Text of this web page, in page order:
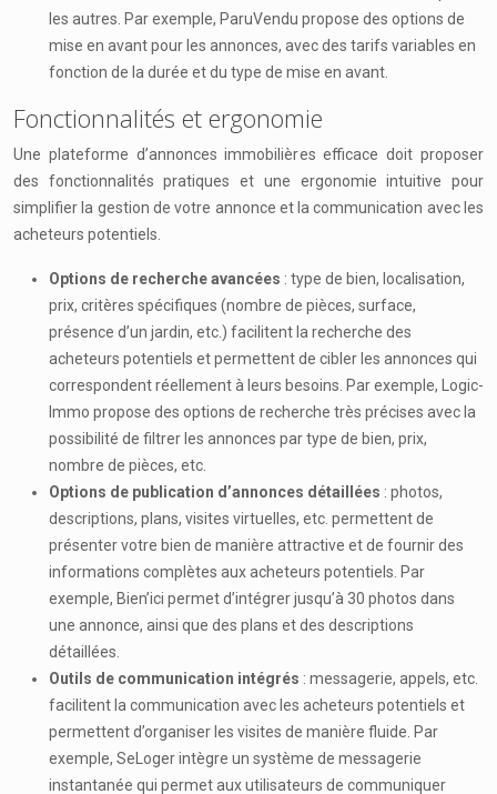
les autres. Par exemple, ParuVendu propose des options de
mise en avant pour les annonces, avec des tarifs variables en
fonction de la durée et du type de mise en avant.
Fonctionnalités et ergonomie
Une plateforme d’annonces immobilières efficace doit proposer
des fonctionnalités pratiques et une ergonomie intuitive pour
simplifier la gestion de votre annonce et la communication avec les
acheteurs potentiels.
Options de recherche avancées : type de bien, localisation,
prix, critères spécifiques (nombre de pièces, surface,
présence d’un jardin, etc.) facilitent la recherche des
acheteurs potentiels et permettent de cibler les annonces qui
correspondent réellement à leurs besoins. Par exemple, Logic-
Immo propose des options de recherche très précises avec la
possibilité de filtrer les annonces par type de bien, prix,
nombre de pièces, etc.
Options de publication d’annonces détaillées : photos,
descriptions, plans, visites virtuelles, etc. permettent de
présenter votre bien de manière attractive et de fournir des
informations complètes aux acheteurs potentiels. Par
exemple, Bien’ici permet d’intégrer jusqu’à 30 photos dans
une annonce, ainsi que des plans et des descriptions
détaillées.
Outils de communication intégrés : messagerie, appels, etc.
facilitent la communication avec les acheteurs potentiels et
permettent d’organiser les visites de manière fluide. Par
exemple, SeLoger intègre un système de messagerie
instantanée qui permet aux utilisateurs de communiquer